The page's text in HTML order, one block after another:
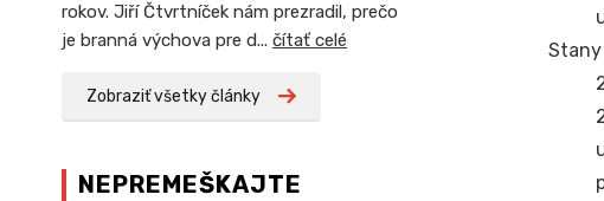
rokov. Jiří Čtvrtníček nám prezradil, prečo
je branná výchova pre d... čítať celé
Zobraziť všetky články
NEPREMEŠKAJTE
Stany